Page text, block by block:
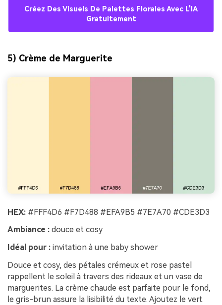
Créez Des Visuels De Palettes Florales Avec L'IA
Gratuitement
5) Crème de Marguerite
HEX: #FFF4D6 #F7D488 #EFA9B5 #7E7A70 #CDE3D3
Ambiance : douce et cosy
Idéal pour : invitation à une baby shower
Douce et cosy, des pétales crémeux et rose pastel
rappellent le soleil à travers des rideaux et un vase de
marguerites. La crème chaude est parfaite pour le fond,
le gris-brun assure la lisibilité du texte. Ajoutez le vert